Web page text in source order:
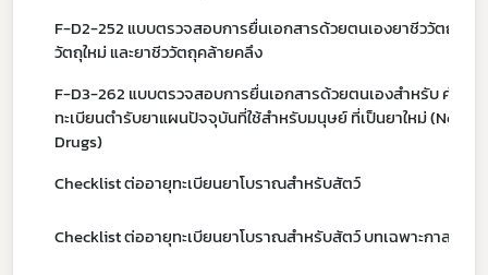
F-D2-252 แบบตรวจสอบการยื่นเอกสารด้วยตนเองยาชีววัตถุ ยา
วัตถุใหม่ และยาชีววัตถุคล้ายคลึง
F-D3-262 แบบตรวจสอบการยื่นเอกสารด้วยตนเองสำหรับ คําขอ
ทะเบียนตํารับยาแผนปัจจุบันที่ใช้สำหรับมนุษย์ ที่เป็นยาใหม่ (New
Drugs)
Checklist ต่ออายุทะเบียนยาโบราณสำหรับสัตว์
Checklist ต่ออายุทะเบียนยาโบราณสำหรับสัตว์ บทเฉพาะกาล
Subscribe
เลือกหัวข้อที่ท่านต้องการ Subscribe